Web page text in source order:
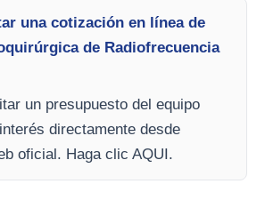
una cotización en línea de
de Radiofrecuencia
un presupuesto del equipo
directamente desde
oficial. Haga clic AQUI.